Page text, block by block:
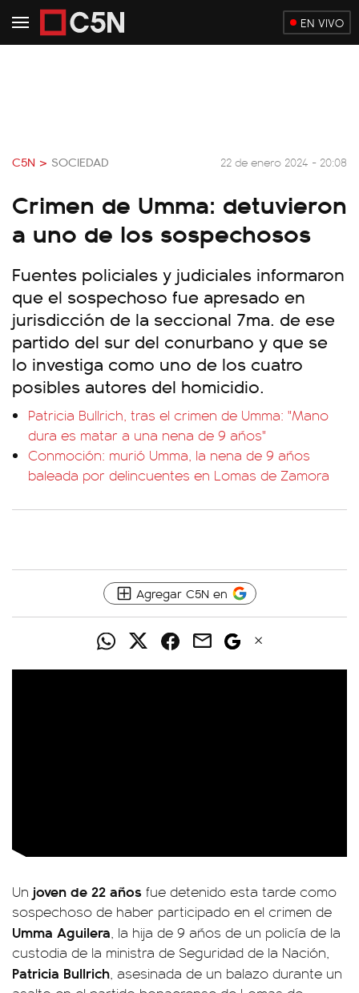
EN VIVO
C5N > SOCIEDAD 22 de enero 2024 - 20:08
Crimen de Umma: detuvieron
a uno de los sospechosos
Fuentes policiales y judiciales informaron
que el sospechoso fue apresado en
jurisdicción de la seccional 7ma. de ese
partido del sur del conurbano y que se
lo investiga como uno de los cuatro
posibles autores del homicidio.
Patricia Bullrich, tras el crimen de Umma: "Mano
dura es matar a una nena de 9 años"
Conmoción: murió Umma, la nena de 9 años
baleada por delincuentes en Lomas de Zamora
Agregar C5N en
Un joven de 22 años fue detenido esta tarde como
sospechoso de haber participado en el crimen de
Umma Aguilera, la hija de 9 años de un policía de la
custodia de la ministra de Seguridad de la Nación,
Patricia Bullrich, asesinada de un balazo durante un